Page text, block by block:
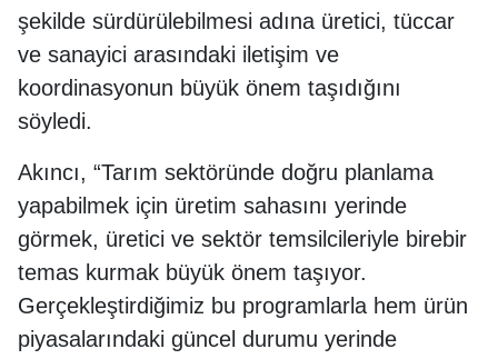
şekilde sürdürülebilmesi adına üretici, tüccar
ve sanayici arasındaki iletişim ve
koordinasyonun büyük önem taşıdığını
söyledi.
Akıncı, “Tarım sektöründe doğru planlama
yapabilmek için üretim sahasını yerinde
görmek, üretici ve sektör temsilcileriyle birebir
temas kurmak büyük önem taşıyor.
Gerçekleştirdiğimiz bu programlarla hem ürün
piyasalarındaki güncel durumu yerinde